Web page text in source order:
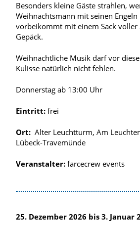
Besonders kleine Gäste strahlen,
Weihnachtsmann mit seinen
vorbeikommt mit einem Sack voller
Gepäck.
Weihnachtliche Musik darf vor
Kulisse natürlich nicht fehlen.
Donnerstag ab 13:00 Uhr
Eintritt: frei
Ort: Alter Leuchtturm, Am
Lübeck-Travemünde
Veranstalter: farcecrew events
25. Dezember 2026 bis 3. Januar